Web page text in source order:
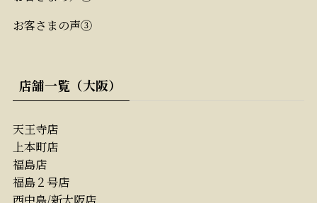
お客さまの声③
店舗一覧（大阪）
天王寺店
上本町店
福島店
福島２号店
西中島/新大阪店